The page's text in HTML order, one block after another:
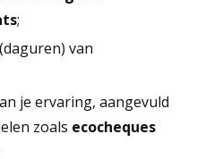
;
van
je ervaring, aangevuld
zoals ecocheques